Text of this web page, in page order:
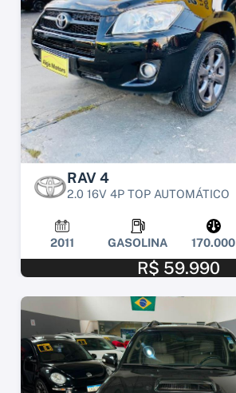
RAV 4
2.0 16V 4P TOP AUTOMÁTICO
2011 GASOLINA 170.000
R$ 59.990